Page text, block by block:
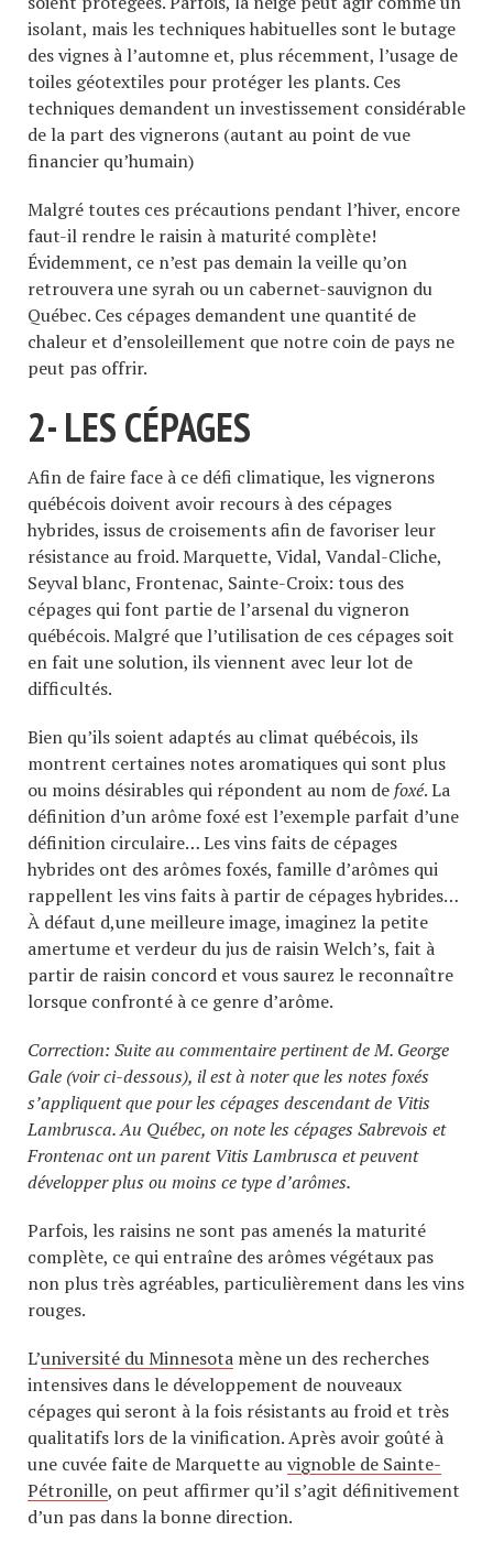
isolant, mais les techniques habituelles sont le butage
des vignes à l’automne et, plus récemment, l’usage de
toiles géotextiles pour protéger les plants. Ces
techniques demandent un investissement considérable
de la part des vignerons (autant au point de vue
financier qu’humain)
Malgré toutes ces précautions pendant l’hiver, encore
faut-il rendre le raisin à maturité complète!
Évidemment, ce n’est pas demain la veille qu’on
retrouvera une syrah ou un cabernet-sauvignon du
Québec. Ces cépages demandent une quantité de
chaleur et d’ensoleillement que notre coin de pays ne
peut pas offrir.
2- LES CÉPAGES
Afin de faire face à ce défi climatique, les vignerons
québécois doivent avoir recours à des cépages
hybrides, issus de croisements afin de favoriser leur
résistance au froid. Marquette, Vidal, Vandal-Cliche,
Seyval blanc, Frontenac, Sainte-Croix: tous des
cépages qui font partie de l’arsenal du vigneron
québécois. Malgré que l’utilisation de ces cépages soit
en fait une solution, ils viennent avec leur lot de
difficultés.
Bien qu’ils soient adaptés au climat québécois, ils
montrent certaines notes aromatiques qui sont plus
ou moins désirables qui répondent au nom de foxé. La
définition d’un arôme foxé est l’exemple parfait d’une
définition circulaire… Les vins faits de cépages
hybrides ont des arômes foxés, famille d’arômes qui
rappellent les vins faits à partir de cépages hybrides…
À défaut d,une meilleure image, imaginez la petite
amertume et verdeur du jus de raisin Welch’s, fait à
partir de raisin concord et vous saurez le reconnaître
lorsque confronté à ce genre d’arôme.
Correction: Suite au commentaire pertinent de M. George
Gale (voir ci-dessous), il est à noter que les notes foxés
s’appliquent que pour les cépages descendant de Vitis
Lambrusca. Au Québec, on note les cépages Sabrevois et
Frontenac ont un parent Vitis Lambrusca et peuvent
développer plus ou moins ce type d’arômes.
Parfois, les raisins ne sont pas amenés la maturité
complète, ce qui entraîne des arômes végétaux pas
non plus très agréables, particulièrement dans les vins
rouges.
L’université du Minnesota mène un des recherches
intensives dans le développement de nouveaux
cépages qui seront à la fois résistants au froid et très
qualitatifs lors de la vinification. Après avoir goûté à
une cuvée faite de Marquette auvignoble de Sainte-
Pétronille, on peut affirmer qu’il s’agit définitivement
d’un pas dans la bonne direction.